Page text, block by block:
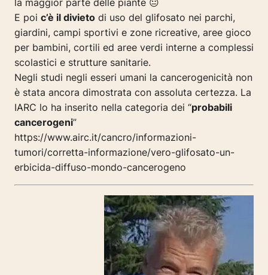
la maggior parte delle piante 😐
E poi c’è il divieto di uso del glifosato nei parchi,
giardini, campi sportivi e zone ricreative, aree gioco
per bambini, cortili ed aree verdi interne a complessi
scolastici e strutture sanitarie.
Negli studi negli esseri umani la cancerogenicità non
è stata ancora dimostrata con assoluta certezza. La
IARC lo ha inserito nella categoria dei “probabili
cancerogeni”
https://www.airc.it/cancro/informazioni-
tumori/corretta-informazione/vero-glifosato-un-
erbicida-diffuso-mondo-cancerogeno